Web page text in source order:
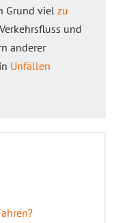
Grund viel zu
und
anderer
Unfällen